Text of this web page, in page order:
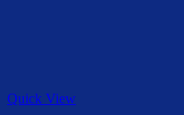
Quick View